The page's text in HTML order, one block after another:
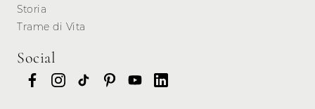
Storia
Trame di Vita
Social